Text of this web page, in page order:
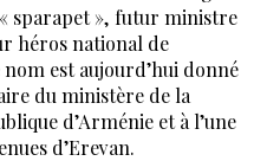
sparapet », futur ministre
héros national de
est aujourd’hui donné
du ministère de la
d’Arménie et à l’une
d’Erevan.